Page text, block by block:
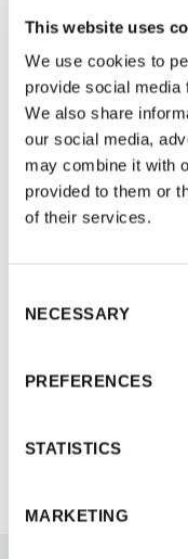
This website uses
We use cookies to
provide social media
We also share
our social media,
may combine it with
provided to them or
of their services.
Selection
NECESSARY
PREFERENCES
STATISTICS
MARKETING
-Miesten
-Kuukauden
saakka.
sähköpostitse ja